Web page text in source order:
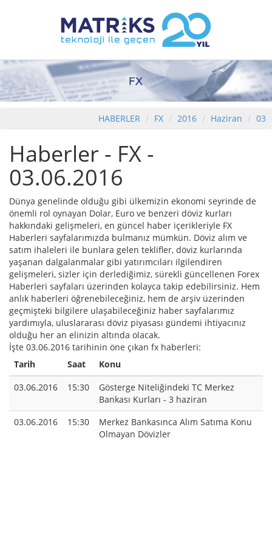
HABERLER FX 2016 Haziran 03
Haberler - FX -
03.06.2016
Dünya genelinde olduğu gibi ülkemizin ekonomi seyrinde de
önemli rol oynayan Dolar, Euro ve benzeri döviz kurları
hakkındaki gelişmeleri, en güncel haber içerikleriyle FX
Haberleri sayfalarımızda bulmanız mümkün. Döviz alım ve
satım ihaleleri ile bunlara gelen teklifler, döviz kurlarında
yaşanan dalgalanmalar gibi yatırımcıları ilgilendiren
gelişmeleri, sizler için derlediğimiz, sürekli güncellenen Forex
Haberleri sayfaları üzerinden kolayca takip edebilirsiniz. Hem
anlık haberleri öğrenebileceğiniz, hem de arşiv üzerinden
geçmişteki bilgilere ulaşabileceğiniz haber sayfalarımız
yardımıyla, uluslararası döviz piyasası gündemi ihtiyacınız
olduğu her an elinizin altında olacak.
İşte 03.06.2016 tarihinin öne çıkan fx haberleri:
Tarih
Saat
Konu
03.06.2016
15:30
Gösterge Niteliğindeki TC Merkez
Bankası Kurları - 3 haziran
03.06.2016
15:30
Merkez Bankasınca Alım Satıma Konu
Olmayan Dövizler